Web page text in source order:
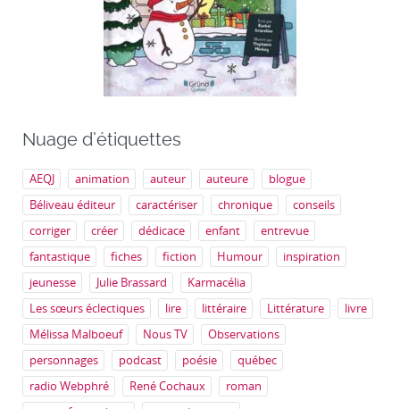
Nuage d’étiquettes
AEQJ animation auteur auteure
blogue
Béliveau éditeur
caractériser chronique
conseils
corriger
créer dédicace enfant
entrevue
fantastique
fiches fiction Humour
inspiration
jeunesse
Julie Brassard
Karmacélia
Les sœurs éclectiques
lire littéraire Littérature
livre
Mélissa Malboeuf
Nous TV
Observations
personnages
podcast poésie
québec
radio Webphré
René Cochaux
roman